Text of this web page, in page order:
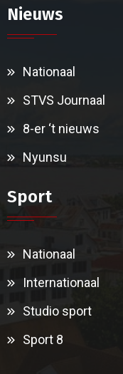
Nieuws
Nationaal
STVS Journaal
8-er ‘t nieuws
Nyunsu
Sport
Nationaal
Internationaal
Studio sport
Sport 8